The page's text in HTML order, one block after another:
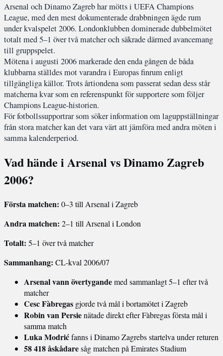
Arsenal och Dinamo Zagreb har mötts i UEFA Champions
League, med den mest dokumenterade drabbningen ägde rum
under kvalspelet 2006. Londonklubben dominerade dubbelmötet
totalt med 5–1 över två matcher och säkrade därmed avancemang
till gruppspelet.
Mötena i augusti 2006 markerade den enda gången de båda
klubbarna ställdes mot varandra i Europas finrum enligt
tillgängliga källor. Trots årtiondena som passerat sedan dess står
matcherna kvar som en referenspunkt för supportere som följer
Champions League-historien.
För fotbollssupportrar som söker information om laguppställningar
från stora matcher kan det vara värt att jämföra med andra möten i
samma kalenderperiod.
Vad hände i Arsenal vs Dinamo Zagreb
2006?
Första matchen: 0–3 till Arsenal i Zagreb
Andra matchen: 2–1 till Arsenal i London
Totalt: 5–1 över två matcher
Sammanhang: CL-kval 2006/07
Arsenal vann övertygandemed sammanlagt 5–1 efter två
matcher
Cesc Fàbregas gjorde två mål i bortamötet i Zagreb
Robin van Persienätade direkt efter Fàbregas första mål i
samma match
Luka Modrićfanns i Dinamo Zagrebs startelva under returen
58 418 åskådaresåg matchen på Emirates Stadium